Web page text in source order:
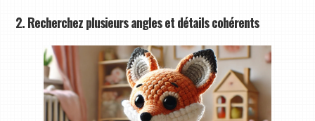
2. Recherchez plusieurs angles et détails cohérents